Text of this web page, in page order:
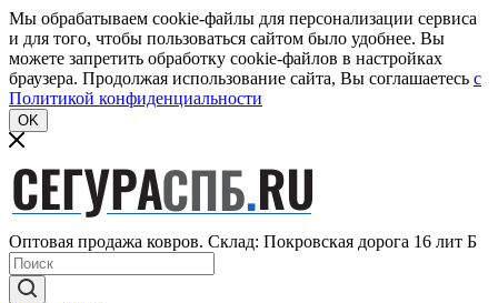
Мы обрабатываем cookie-файлы для персонализации сервиса
и для того, чтобы пользоваться сайтом было удобнее. Вы
можете запретить обработку cookie-файлов в настройках
браузера. Продолжая использование сайта, Вы соглашаетесь c
Политикой конфиденциальности
OK
Оптовая продажа ковров. Склад: Покровская дорога 16 лит Б